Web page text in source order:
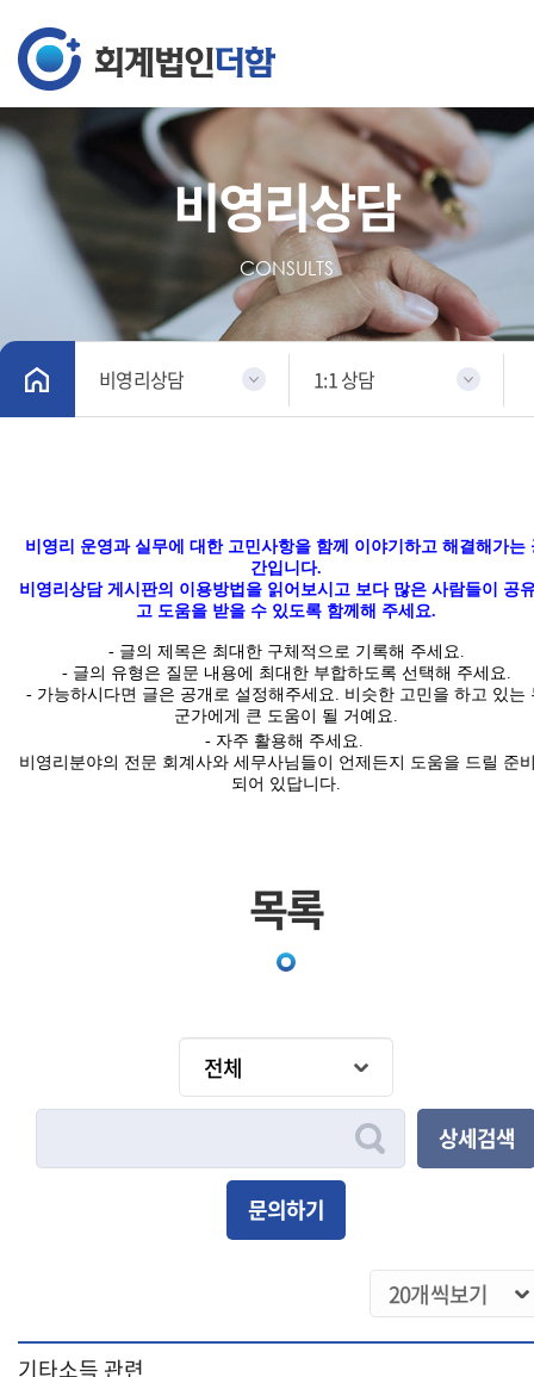
비영리상담
CONSULTS
비영리상담 1:1 상담
비영리 운영과 실무에 대한 고민사항을 함께 이야기하고 해결해가는
간입니다.
비영리상담 게시판의 이용방법을 읽어보시고 보다 많은 사람들이 공
고 도움을 받을 수 있도록 함께해 주세요.
- 글의 제목은 최대한 구체적 으로 기록해 주세요.
- 글의 유형은 질문 내용에 최대한 부합하도록 선택해 주세요.
- 가능하시다면 글은 공개 로 설정해주세요. 비슷한 고민을 하고 있는
군가에게 큰 도움이 될 거예요.
- 자주 활용해 주세요.
비영리분야의 전문 회계사와 세무사님들이 언제든지 도움을 드릴 준
되어 있답니다.
목록
상세검색
문의하기
기타소득 관련